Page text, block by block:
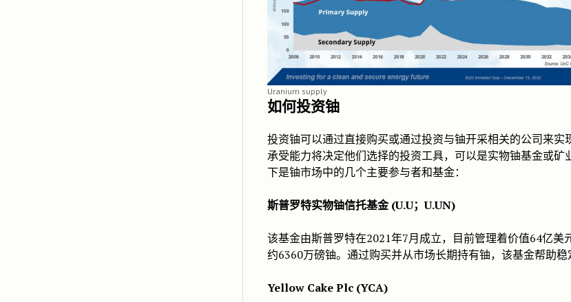
Uranium supply
如何投资铀
投资铀可以通过直接购买或通过投资与铀开采相关的公司来实
承受能力将决定他们选择的投资工具，可以是实物铀基金或矿
下是铀市场中的几个主要参与者和基金：
斯普罗特实物铀信托基金 (U.U；U.UN)
该基金由斯普罗特在2021年7月成立，目前管理着价值64亿美
约6360万磅铀。通过购买并从市场长期持有铀，该基金帮助稳
Yellow Cake Plc (YCA)